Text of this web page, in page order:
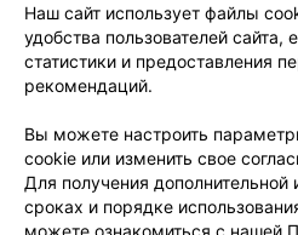
Вакансии
Написать
Обработка
Наш сайт использует файлы
удобства пользователей сайта,
статистики и предоставления
рекомендаций.
Вы можете настроить
cookie или изменить свое
Для получения
сроках и порядке
можете ознакомиться с нашей